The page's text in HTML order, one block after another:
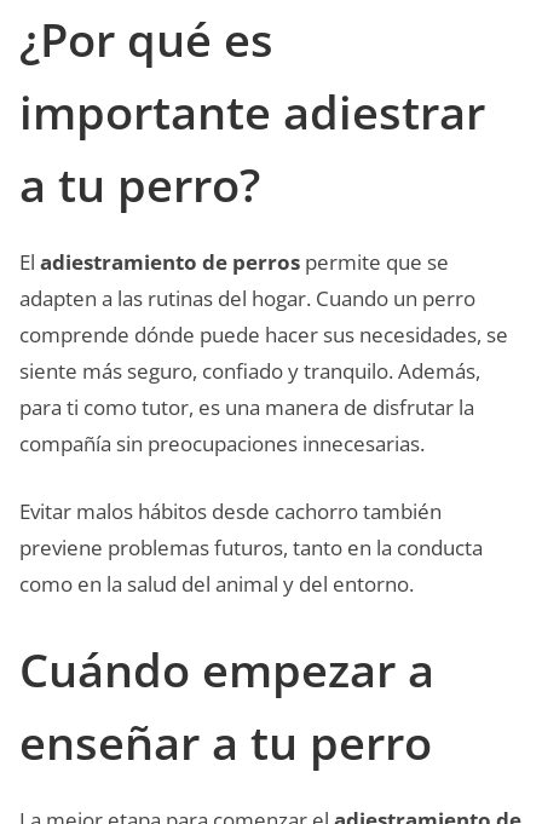
¿Por qué es
importante adiestrar
a tu perro?
El adiestramiento de perros permite que se
adapten a las rutinas del hogar. Cuando un perro
comprende dónde puede hacer sus necesidades, se
siente más seguro, confiado y tranquilo. Además,
para ti como tutor, es una manera de disfrutar la
compañía sin preocupaciones innecesarias.
Evitar malos hábitos desde cachorro también
previene problemas futuros, tanto en la conducta
como en la salud del animal y del entorno.
Cuándo empezar a
enseñar a tu perro